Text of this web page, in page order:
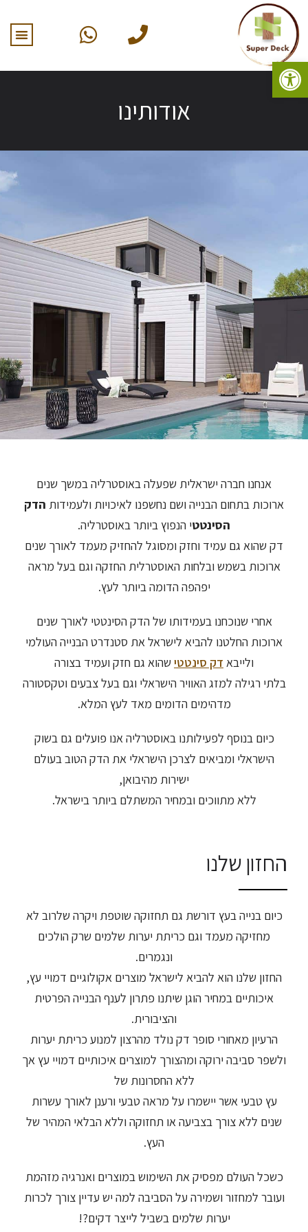
פתח סרגל נגישות
אודותינו
אנחנו חברה ישראלית שפעלה באוסטרליה במשך שנים
ארוכות בתחום הבנייה ושם נחשפנו לאיכויות ולעמידות הדק
הסינטטי הנפוץ ביותר באוסטרליה.
דק שהוא גם עמיד וחזק ומסוגל להחזיק מעמד לאורך שנים
ארוכות בשמש ובלחות האוסטרלית החזקה וגם בעל מראה
יפהפה הדומה ביותר לעץ.
אחרי שנוכחנו בעמידותו של הדק הסינטטי לאורך שנים
ארוכות החלטנו להביא לישראל את סטנדרט הבנייה העולמי
ולייבא דק סינטטי שהוא גם חזק ועמיד בצורה
בלתי רגילה למזג האוויר הישראלי וגם בעל צבעים וטקסטורה
מדהימים הדומים מאד לעץ המלא.
כיום בנוסף לפעילותנו באוסטרליה אנו פועלים גם בשוק
הישראלי ומביאים לצרכן הישראלי את הדק הטוב בעולם
ישירות מהיבואן,
ללא מתווכים ובמחיר המשתלם ביותר בישראל.
החזון שלנו
כיום בנייה בעץ דורשת גם תחזוקה שוטפת ויקרה שלרוב לא
מחזיקה מעמד וגם כריתת יערות שלמים שרק הולכים
ונגמרים.
החזון שלנו הוא להביא לישראל מוצרים אקולוגיים דמויי עץ,
איכותיים במחיר הוגן שיתנו פתרון לענף הבנייה הפרטית
והציבורית.
הרעיון מאחורי סופר דק נולד מהרצון למנוע כריתת יערות
ולשפר סביבה ירוקה ומהצורך למוצרים איכותיים דמויי עץ אך
ללא החסרונות של
עץ טבעי אשר יישמרו על מראה טבעי ורענן לאורך עשרות
שנים ללא צורך בצביעה או תחזוקה וללא הבלאי המהיר של
העץ.
כשכל העולם מפסיק את השימוש במוצרים ואנרגיה מזהמת
ועובר למחזור ושמירה על הסביבה למה יש עדיין צורך לכרות
יערות שלמים בשביל לייצר דקים?!